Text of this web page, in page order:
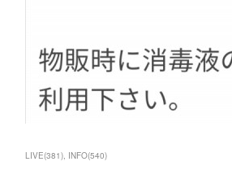
LIVE(381) INFO(540)